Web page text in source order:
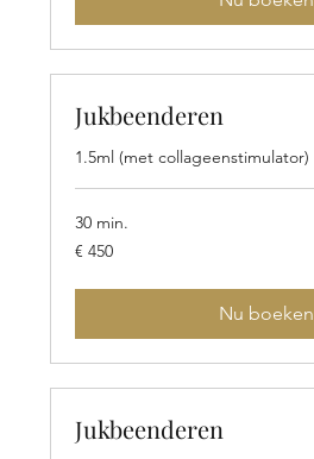
Jukbeenderen
1.5ml (met collageenstimulator)
30 min.
450
euro
€ 450
Nu boeken
Jukbeenderen